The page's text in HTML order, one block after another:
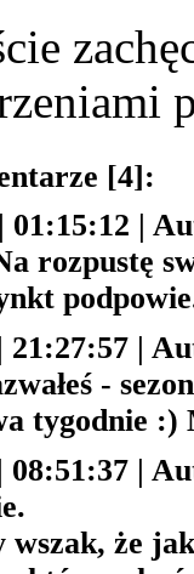
[4]:
01:15:12 |
rozpustę
21:27:57 |
-
tygodnie
08:51:37 |
wszak, że